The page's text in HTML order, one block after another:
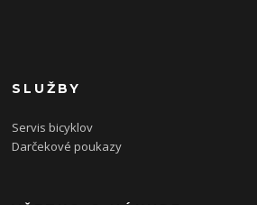
SLUŽBY
Servis bicyklov
Darčekové poukazy